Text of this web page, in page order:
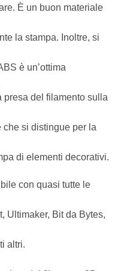
È un buon materiale
la stampa. Inoltre, si
è un’ottima
del filamento sulla
che si distingue per la
di elementi decorativi.
con quasi tutte le
Ultimaker, Bit da Bytes,
altri.